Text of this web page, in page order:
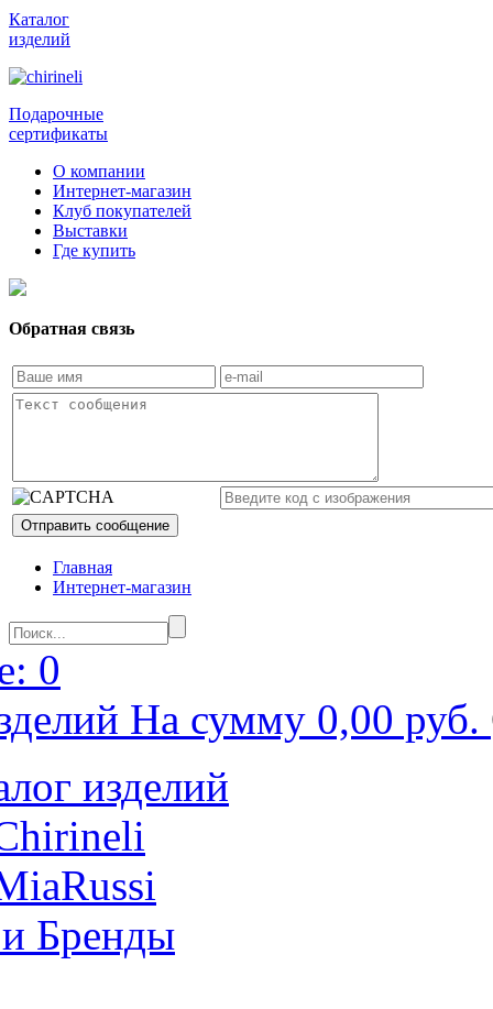
Каталог
изделий
Подарочные
сертификаты
О компании
Интернет-магазин
Клуб покупателей
Выставки
Где купить
Обратная связь
Главная
Интернет-магазин
0
На сумму 0,00 руб.
изделий
Бренды